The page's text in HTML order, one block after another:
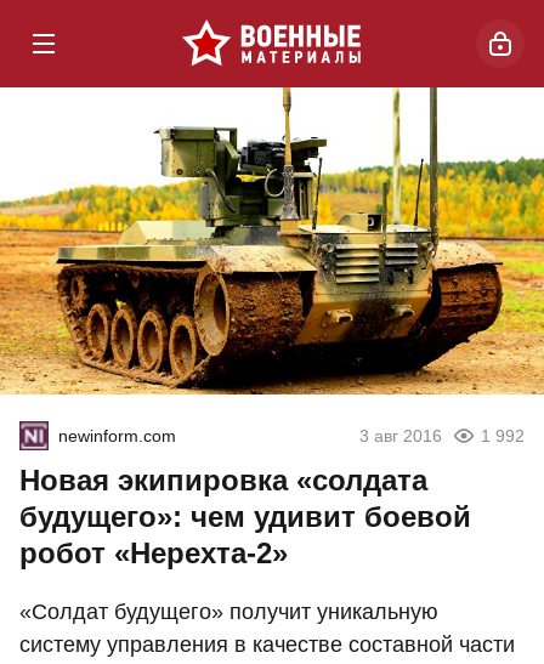
newinform.com 3 авг 2016 1 992
Новая экипировка «солдата
будущего»: чем удивит боевой
робот «Нерехта-2»
«Солдат будущего» получит уникальную
систему управления в качестве составной части